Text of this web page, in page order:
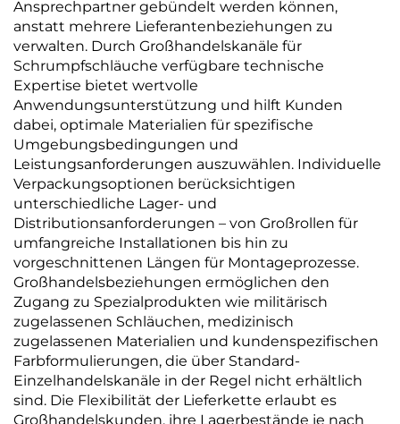
Ansprechpartner gebündelt werden können,
anstatt mehrere Lieferantenbeziehungen zu
verwalten. Durch Großhandelskanäle für
Schrumpfschläuche verfügbare technische
Expertise bietet wertvolle
Anwendungsunterstützung und hilft Kunden
dabei, optimale Materialien für spezifische
Umgebungsbedingungen und
Leistungsanforderungen auszuwählen. Individuelle
Verpackungsoptionen berücksichtigen
unterschiedliche Lager- und
Distributionsanforderungen – von Großrollen für
umfangreiche Installationen bis hin zu
vorgeschnittenen Längen für Montageprozesse.
Großhandelsbeziehungen ermöglichen den
Zugang zu Spezialprodukten wie militärisch
zugelassenen Schläuchen, medizinisch
zugelassenen Materialien und kundenspezifischen
Farbformulierungen, die über Standard-
Einzelhandelskanäle in der Regel nicht erhältlich
sind. Die Flexibilität der Lieferkette erlaubt es
Großhandelskunden, ihre Lagerbestände je nach